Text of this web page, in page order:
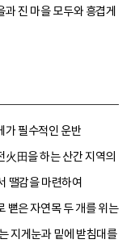
진 마을 모두와 흥겹게
가 필수적인 운반
火田을 하는 산간 지역의
땔감을 마련하여
뻗은 자연목 두 개를 위는
지게눈과 밑에 받침대를